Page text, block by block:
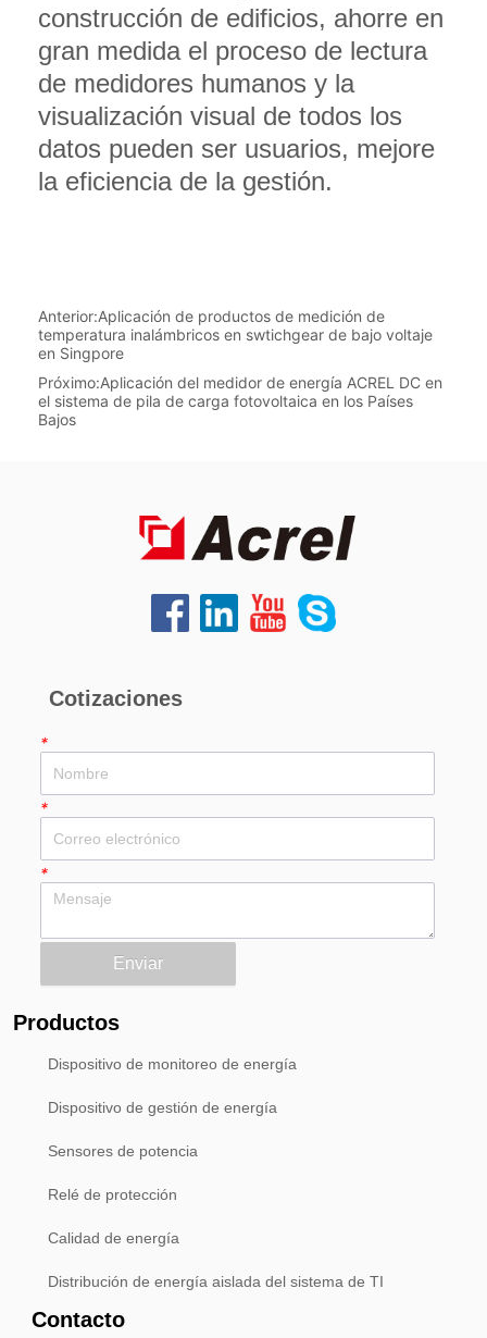
Anterior:Aplicación de productos de medición de
temperatura inalámbricos en swtichgear de bajo voltaje
en Singpore
Próximo:Aplicación del medidor de energía ACREL DC en
el sistema de pila de carga fotovoltaica en los Países
Bajos
Cotizaciones
*
*
*
Enviar
Productos
Dispositivo de monitoreo de energía
Dispositivo de gestión de energía
Sensores de potencia
Relé de protección
Calidad de energía
Distribución de energía aislada del sistema de TI
Contacto